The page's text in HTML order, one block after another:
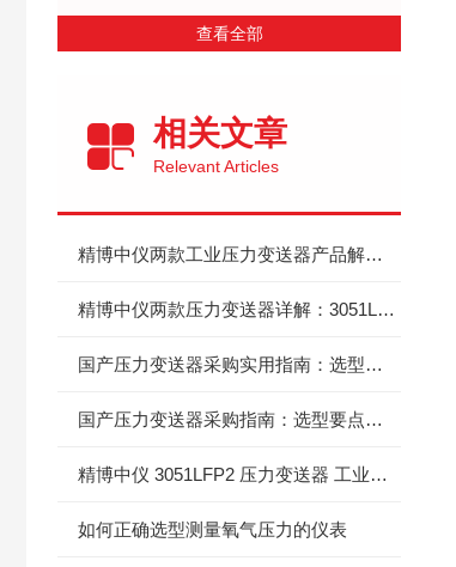
查看全部
相关文章
Relevant Articles
精博中仪两款工业压力变送器产品解析|3051LFP2 与 JC-880H 选型指引
精博中仪两款压力变送器详解：3051LFP2、JC-880H 产品剖析与选型指导
国产压力变送器采购实用指南：选型要点、优质厂商与高性价比产品参考
国产压力变送器采购指南：选型要点、优质厂商及高性价比产品推荐
精博中仪 3051LFP2 压力变送器 工业测控的实用之选
如何正确选型测量氧气压力的仪表